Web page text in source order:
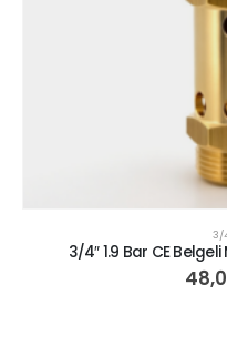
3/
3/4″ 1.9 Bar CE